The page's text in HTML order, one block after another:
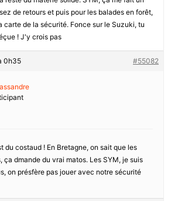
de retours et puis pour les balades en forêt,
carte de la sécurité. Fonce sur le Suzuki, tu
! J'y crois pas
0h35 #55082
du costaud ! En Bretagne, on sait que les
ça dmande du vrai matos. Les SYM, je suis
on présfère pas jouer avec notre sécurité